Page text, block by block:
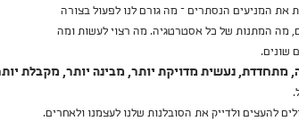
המניעים הנסתרים – מה גורם לנו לפעול בצורה
מה המתנות של כל אסטרטגיה. מה רצוי לעשות ומה
שונים.
נעשית מדויקת יותר, מבינה יותר, מקבלת
להעצים ולדייק את הסובלנות שלנו לעצמנו ולאחרים.